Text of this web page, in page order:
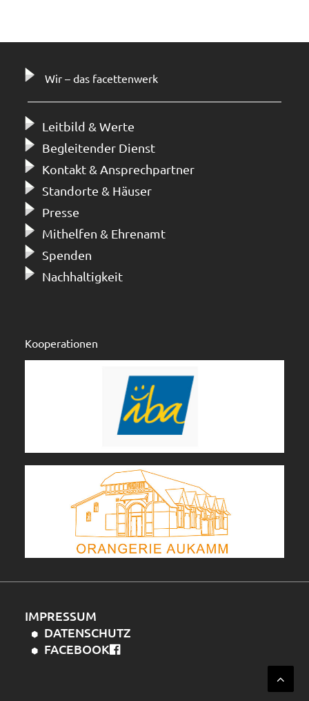
Wir – das facettenwerk
Leitbild & Werte
Begleitender Dienst
Kontakt & Ansprechpartner
Standorte & Häuser
Presse
Mithelfen & Ehrenamt
Spenden
Nachhaltigkeit
Kooperationen
IMPRESSUM
DATENSCHUTZ
FACEBOOK